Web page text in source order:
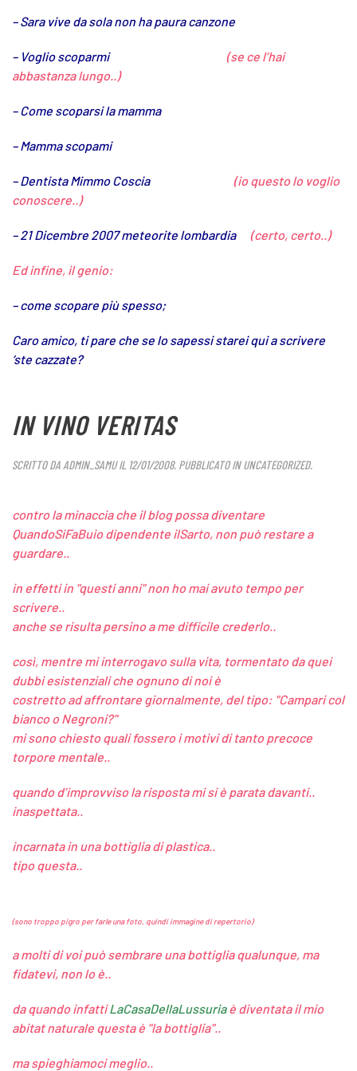
– Sara vive da sola non ha paura canzone
– Voglio scoparmi
(se ce l’hai
abbastanza lungo..)
– Come scoparsi la mamma
– Mamma scopami
– Dentista Mimmo Coscia (io questo lo voglio
conoscere..)
– 21 Dicembre 2007 meteorite lombardia(certo, certo..)
Ed infine, il genio:
– come scopare più spesso;
Caro amico, ti pare che se lo sapessi starei qui a scrivere
‘ste cazzate?
IN VINO VERITAS
SCRITTO DA ADMIN_SAMUIL 12/01/2008. PUBBLICATO INUNCATEGORIZED.
contro la minaccia che il blog possa diventare
QuandoSiFaBuio dipendente ilSarto, non può restare a
guardare..
in effetti in "questi anni" non ho mai avuto tempo per
scrivere..
anche se risulta persino a me difficile crederlo..
così, mentre mi interrogavo sulla vita, tormentato da quei
dubbi esistenziali che ognuno di noi è
costretto ad affrontare giornalmente, del tipo: "Campari col
bianco o Negroni?"
mi sono chiesto quali fossero i motivi di tanto precoce
torpore mentale..
quando d’improvviso la risposta mi si è parata davanti..
inaspettata..
incarnata in una bottiglia di plastica..
tipo questa..
(sono troppo pigro per farle una foto, quindi immagine di repertorio)
a molti di voi può sembrare una bottiglia qualunque, ma
fidatevi, non lo è..
da quando infattiLaCasaDellaLussuriaè diventata il mio
abitat naturale questa è "la bottiglia"..
ma spieghiamoci meglio..